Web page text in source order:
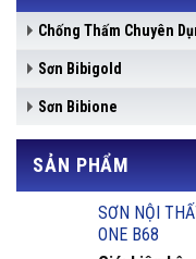
Chống Thấm Chuyên
Sơn Bibigold
Sơn Bibione
SẢN PHẨM
SƠN NỘI
ONE B68